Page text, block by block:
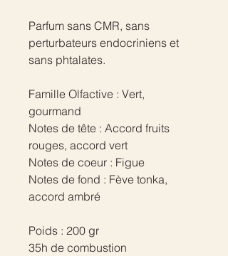
Parfum sans CMR, sans
perturbateurs endocriniens et
sans phtalates.
Famille Olfactive : Vert,
gourmand
Notes de tête : Accord fruits
rouges, accord vert
Notes de coeur : Figue
Notes de fond : Fève tonka,
accord ambré
Poids : 200 gr
35h de combustion